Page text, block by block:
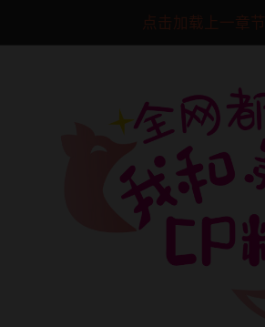
点击加载上一章节